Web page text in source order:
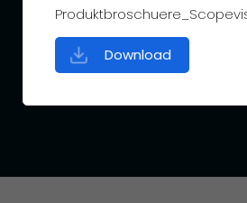
Download